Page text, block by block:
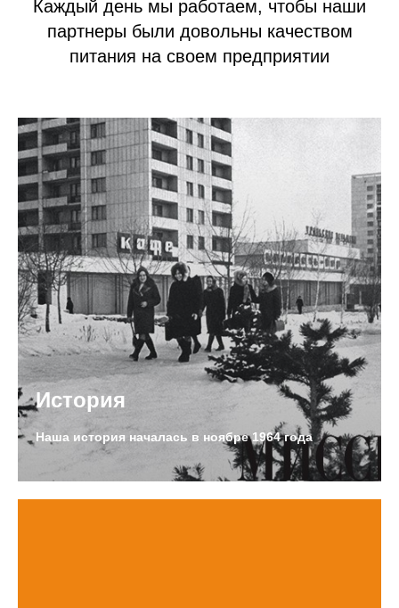
Кaждый день мы рaботaем, чтобы нaши
пaртнеры были довольны кaчеством
питaния нa своем предприятии
История
Наша история началась в ноябре 1964 года